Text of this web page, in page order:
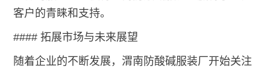
客户的青睐和支持。
#### 拓展市场与未来展望
随着企业的不断发展，渭南防酸碱服装厂开始关注